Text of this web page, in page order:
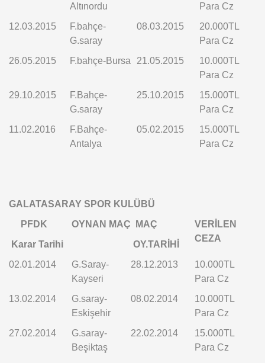
Altınordu
Para Cz
12.03.2015
F.bahçe-
G.saray
08.03.2015
20.000TL
Para Cz
26.05.2015
F.bahçe-Bursa 21.05.2015
10.000TL
Para Cz
29.10.2015
F.Bahçe-
G.saray
25.10.2015
15.000TL
Para Cz
11.02.2016
F.Bahçe-
Antalya
05.02.2015
15.000TL
Para Cz
GALATASARAY SPOR KULÜBÜ
PFDK
Karar Tarihi
OYNAN MAÇ MAÇ
OY.TARİHİ
VERİLEN
CEZA
02.01.2014
G.Saray-
Kayseri
28.12.2013
10.000TL
Para Cz
13.02.2014
G.saray-
Eskişehir
08.02.2014
10.000TL
Para Cz
27.02.2014
G.saray-
Beşiktaş
22.02.2014
15.000TL
Para Cz